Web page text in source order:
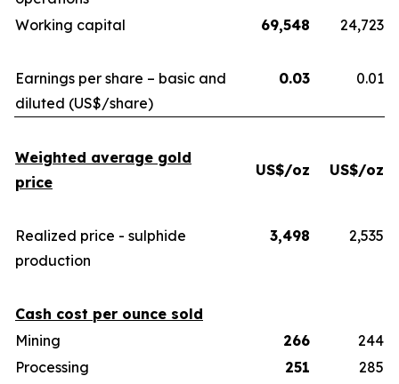
Working capital
69,548 24,723
Earnings per share – basic and
diluted (US$/share)
0.03 0.01
Weighted average gold
price
US$/oz US$/oz
Realized price - sulphide
production
3,498 2,535
Cash cost per ounce sold
Mining
266
244
Processing
251
285